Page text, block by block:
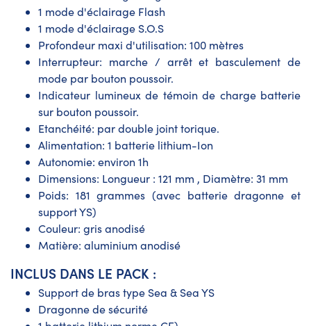
1 mode d'éclairage Flash
1 mode d'éclairage S.O.S
Profondeur maxi d'utilisation: 100 mètres
Interrupteur: marche / arrêt et basculement de
mode par bouton poussoir.
Indicateur lumineux de témoin de charge batterie
sur bouton poussoir.
Etanchéité: par double joint torique.
Alimentation: 1 batterie lithium-Ion
Autonomie: environ 1h
Dimensions: Longueur : 121 mm , Diamètre: 31 mm
Poids: 181 grammes (avec batterie dragonne et
support YS)
Couleur: gris anodisé
Matière: aluminium anodisé
​INCLUS DANS LE PACK :
Support de bras type Sea & Sea YS
Dragonne de sécurité